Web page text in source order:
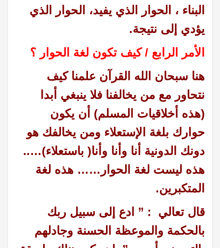
البناء ، الحوار الذي يفيد، الحوار الذي
يؤدي إلى نتيجة.
الأمر الرابع / كيف تكون لغة الحوار ؟
هنا سبحان الله القرآن علمنا كيف
نتحاور مع من يخالفنا فلا ينبغي أبدا
(هذه أخلاقيات المسلم) أن يكون
حوارك بلغة الإستعلاء ومن يخالفك هو
دونك الدونية أنا وأنا وأنا( باستعلاء)…..
هذه ليست لغة الحوار…… هذه لغة
المتكبرين.
قال تعالي : ” ادع إلى سبيل ربك
بالحكمة والموعظة الحسنة وجادلهم